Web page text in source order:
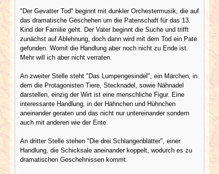
"Der Gevatter Tod" beginnt mit dunkler Orchestermusik, die auf
das dramatische Geschehen um die Patenschaft für das 13.
Kind der Familie geht. Der Vater beginnt die Suche und trifft
zunächst auf Ablehnung, doch dann wird mit dem Tod ein Pate
gefunden. Womit die Handlung aber noch nicht zu Ende ist.
Mehr will ich aber nicht verraten.
An zweiter Stelle steht "Das Lumpengesindel", ein Märchen, in
dem die Protagonisten Tiere, Stecknadel, sowie Nähnadel
darstellen, einzig der Wirt ist eine menschliche Figur. Eine
interessante Handlung, in der Hähnchen und Hühnchen
aneinander geraten und das nicht nur untereinander sondern
auch mit anderen wie der Ente.
An dritter Stelle stehen "Die drei Schlangenblätter", einer
Handlung, die Schicksale aneinander koppelt, wodurch es zu
dramatischen Geschehnissen kommt.